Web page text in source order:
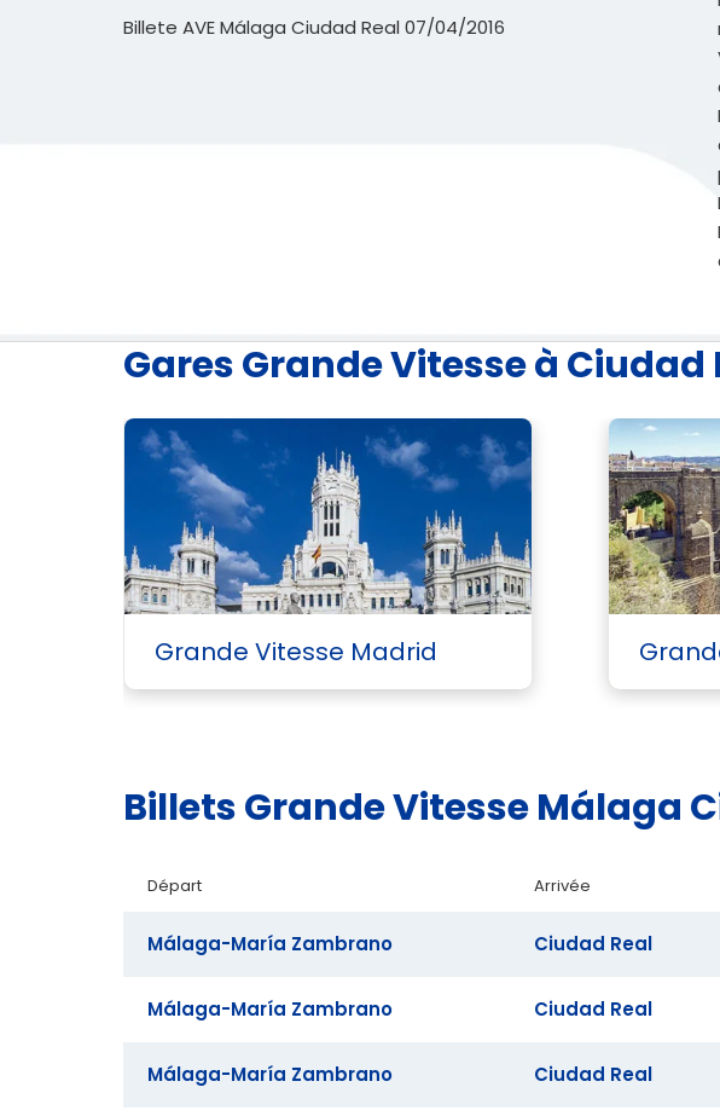
Billete AVE Málaga Ciudad Real 07/04/2016
Gares Grande Vitesse à Ciudad
Grande Vitesse Madrid
Billets Grande Vitesse Málaga
Départ Arrivée
Málaga-María Zambrano Ciudad Real
Málaga-María Zambrano Ciudad Real
Málaga-María Zambrano Ciudad Real